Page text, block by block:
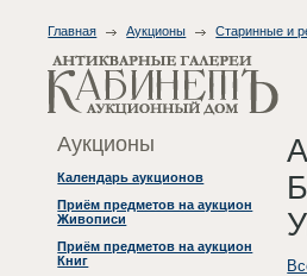
Главная Аукционы Старинные и
Аукционы
Календарь аукционов
Приём предметов на аукцион
Живописи
Приём предметов на аукцион
Книг